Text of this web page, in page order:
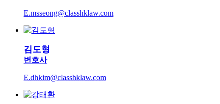
E.msseong@classhklaw.com
김도형
변호사
E.dhkim@classhklaw.com